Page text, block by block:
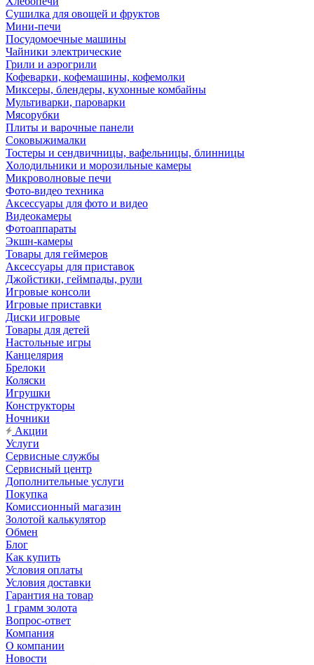
Сушилка для овощей и фруктов
Мини-печи
Посудомоечные машины
Чайники электрические
Грили и аэрогрили
Кофеварки, кофемашины, кофемолки
Миксеры, блендеры, кухонные комбайны
Мультиварки, пароварки
Мясорубки
Плиты и варочные панели
Соковыжималки
Тостеры и сендвичницы, вафельницы, блинницы
Холодильники и морозильные камеры
Микроволновые печи
Фото-видео техника
Аксессуары для фото и видео
Видеокамеры
Фотоаппараты
Экшн-камеры
Товары для геймеров
Аксессуары для приставок
Джойстики, геймпады, рули
Игровые консоли
Игровые приставки
Диски игровые
Товары для детей
Настольные игры
Канцелярия
Брелоки
Коляски
Игрушки
Конструкторы
Ночники
Акции
Услуги
Сервисные службы
Сервисный центр
Дополнительные услуги
Покупка
Комиссионный магазин
Золотой калькулятор
Обмен
Блог
Как купить
Условия оплаты
Условия доставки
Гарантия на товар
1 грамм золота
Вопрос-ответ
Компания
О компании
Новости